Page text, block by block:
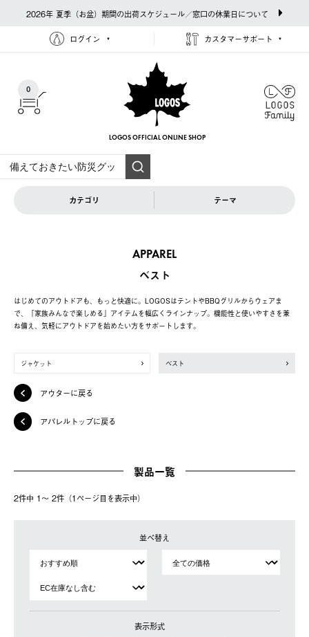
2026年 夏季（お盆）期間の出荷スケジュール／窓口の休業日について
ログイン カスタマーサポート
0
LOGOS OFFICIAL ONLINE SHOP
カテゴリ テーマ
APPAREL
ベスト
はじめてのアウトドアも、もっと快適に。LOGOSはテントやBBQグリルからウェアま
で、「家族みんなで楽しめる」アイテムを幅広くラインナップ。機能性と使いやすさを兼
ね備え、気軽にアウトドアを始めたい方をサポートします。
ジャケット ベスト
アウターに戻る
アパレルトップに戻る
製品一覧
2件中 1〜 2件（1ページ⽬を表⽰中）
並べ替え
表示形式